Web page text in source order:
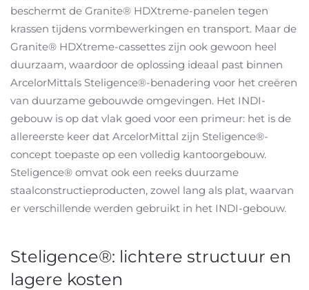
beschermt de Granite® HDXtreme-panelen tegen
krassen tijdens vormbewerkingen en transport. Maar de
Granite® HDXtreme-cassettes zijn ook gewoon heel
duurzaam, waardoor de oplossing ideaal past binnen
ArcelorMittals Steligence®-benadering voor het creëren
van duurzame gebouwde omgevingen. Het INDI-
gebouw is op dat vlak goed voor een primeur: het is de
allereerste keer dat ArcelorMittal zijn Steligence®-
concept toepaste op een volledig kantoorgebouw.
Steligence® omvat ook een reeks duurzame
staalconstructieproducten, zowel lang als plat, waarvan
er verschillende werden gebruikt in het INDI-gebouw.
Steligence®: lichtere structuur en
lagere kosten